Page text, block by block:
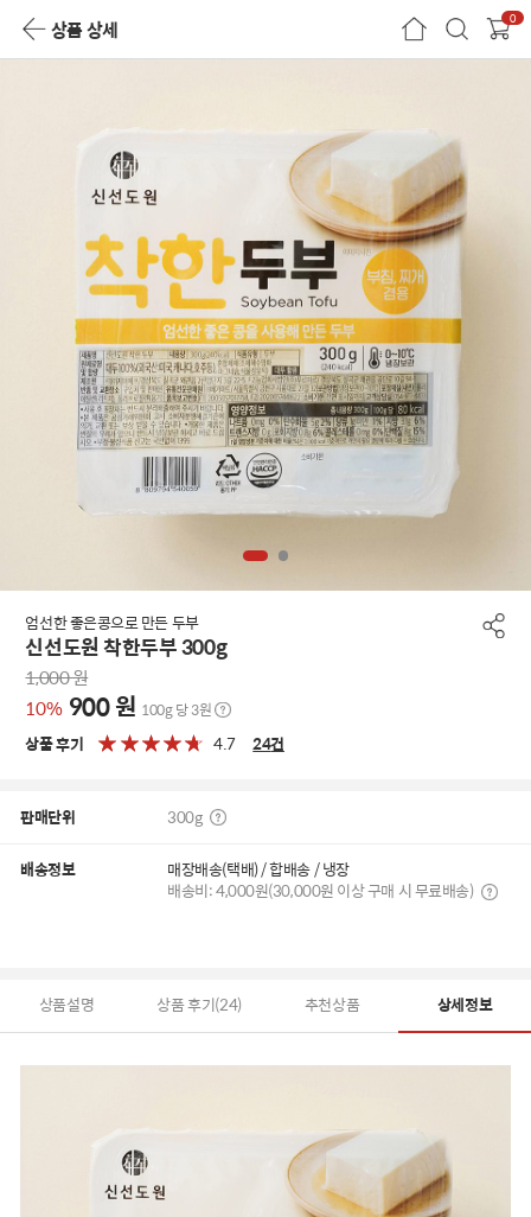
상품 상세 0
엄선한 좋은콩으로 만든 두부
신선도원 착한두부 300g
1,000원
10% 900원 100g 당 3원
상품 후기 4.7 24건
판매단위 300g
배송정보
매장배송(택배) / 합배송 / 냉장
배송비: 4,000원(30,000원 이상 구매 시 무료배송)
상품설명 상품 후기(24) 추천상품 상세정보